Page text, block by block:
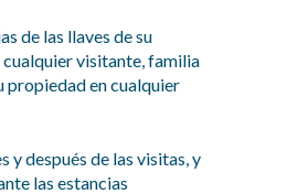
de las llaves de su
visitante, familia
propiedad en cualquier
después de las visitas, y
las estancias